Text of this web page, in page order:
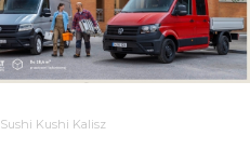
Sushi Kushi Kalisz